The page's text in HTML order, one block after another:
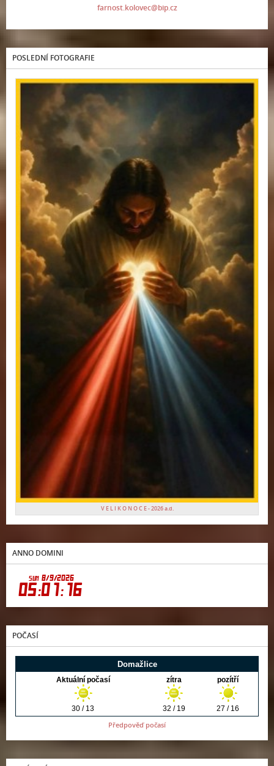
farnost.kolovec@bip.cz
POSLEDNÍ FOTOGRAFIE
V E L I K O N O C E - 2026 a.d.
ANNO DOMINI
POČASÍ
Předpověď počasí